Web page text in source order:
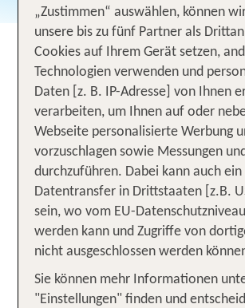
Ihr Urlaub ab Hamburg
Reisen ab Hamburg! Mit TUI die
Urlaubsangebote zu den
Welt entdecken! Buchen Sie
Fuerteventura, Mallorca, Gran
Teneriffa und in vielen anderen
die Sie bequem ab dem
erreichen.
Die beliebtesten
Hamburg
„Zustimmen“ auswählen, können
unsere bis zu fünf Partner als
Cookies auf Ihrem Gerät setzen,
Technologien verwenden und
Daten [z. B. IP-Adresse] von Ihnen
verarbeiten, um Ihnen auf oder
Webseite personalisierte Werbung
vorzuschlagen sowie Messungen
durchzuführen. Dabei kann auch ein
Datentransfer in Drittstaaten [z.B.
sein, wo vom EU-
werden kann und Zugriffe von
nicht ausgeschlossen werden
Sie können mehr Informationen
"Einstellungen" finden und